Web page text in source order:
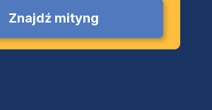
Znajdź mityng